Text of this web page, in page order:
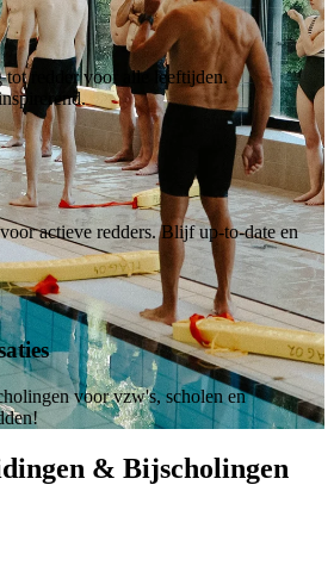
redder voor alle leeftijden.
actieve redders. Blijf up-to-date en
voor vzw's, scholen en
& Bijscholingen